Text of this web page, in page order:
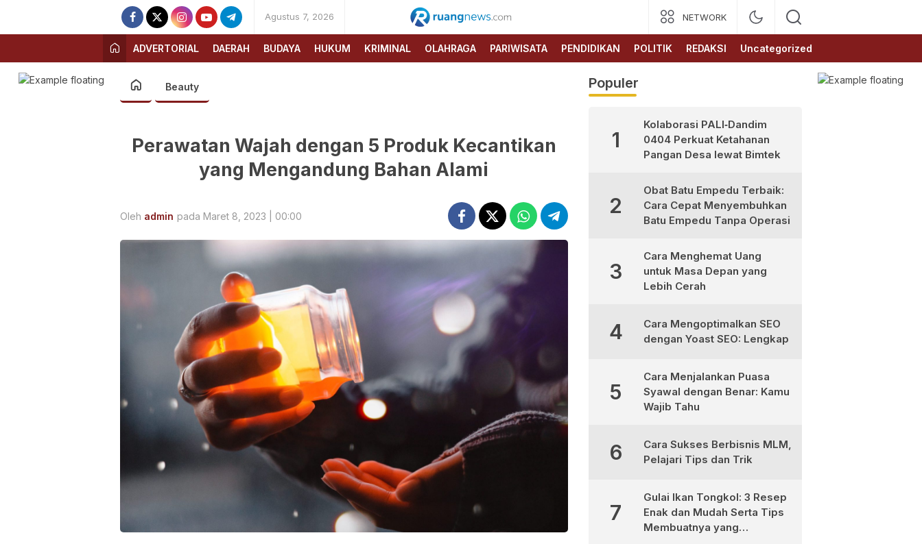
Agustus 7, 2026
RUANG
NEWS
NETWORK
ADVERTORIAL DAERAH BUDAYA HUKUM KRIMINAL OLAHRAGA PARIWISATA PENDIDIKAN POLITIK REDAKSI Uncategorized
Beauty
Perawatan Wajah dengan 5 Produk Kecantikan
yang Mengandung Bahan Alami
Oleh admin pada Maret 8, 2023 | 00:00
Populer
1
Kolaborasi PALI‑Dandim
0404 Perkuat Ketahanan
Pangan Desa lewat Bimtek
2
Obat Batu Empedu Terbaik:
Cara Cepat Menyembuhkan
Batu Empedu Tanpa Operasi
3
Cara Menghemat Uang
untuk Masa Depan yang
Lebih Cerah
4
Cara Mengoptimalkan SEO
dengan Yoast SEO: Lengkap
5
Cara Menjalankan Puasa
Syawal dengan Benar: Kamu
Wajib Tahu
6
Cara Sukses Berbisnis MLM,
Pelajari Tips dan Trik
7
Gulai Ikan Tongkol: 3 Resep
Enak dan Mudah Serta Tips
Membuatnya yang